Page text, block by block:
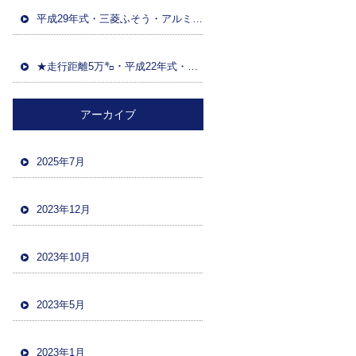
平成29年式・三菱ふそう・アルミウイング(日本トレクス)・マニュアルF7・積載13600kg・距離86万㌔・380馬力・バックカメラ
★走行距離5万㌔・平成22年式・三菱ファイター・ハイジャッキセルフローダー・車検令和5年12月・バックカメラ・ツーデフ・積載10700kg★
アーカイブ
2025年7月
2023年12月
2023年10月
2023年5月
2023年1月